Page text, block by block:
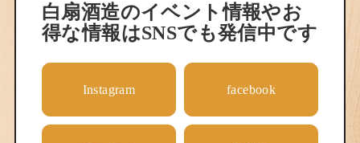
白扇酒造のイベント情報やお
得な情報はSNSでも発信中です
Instagram facebook